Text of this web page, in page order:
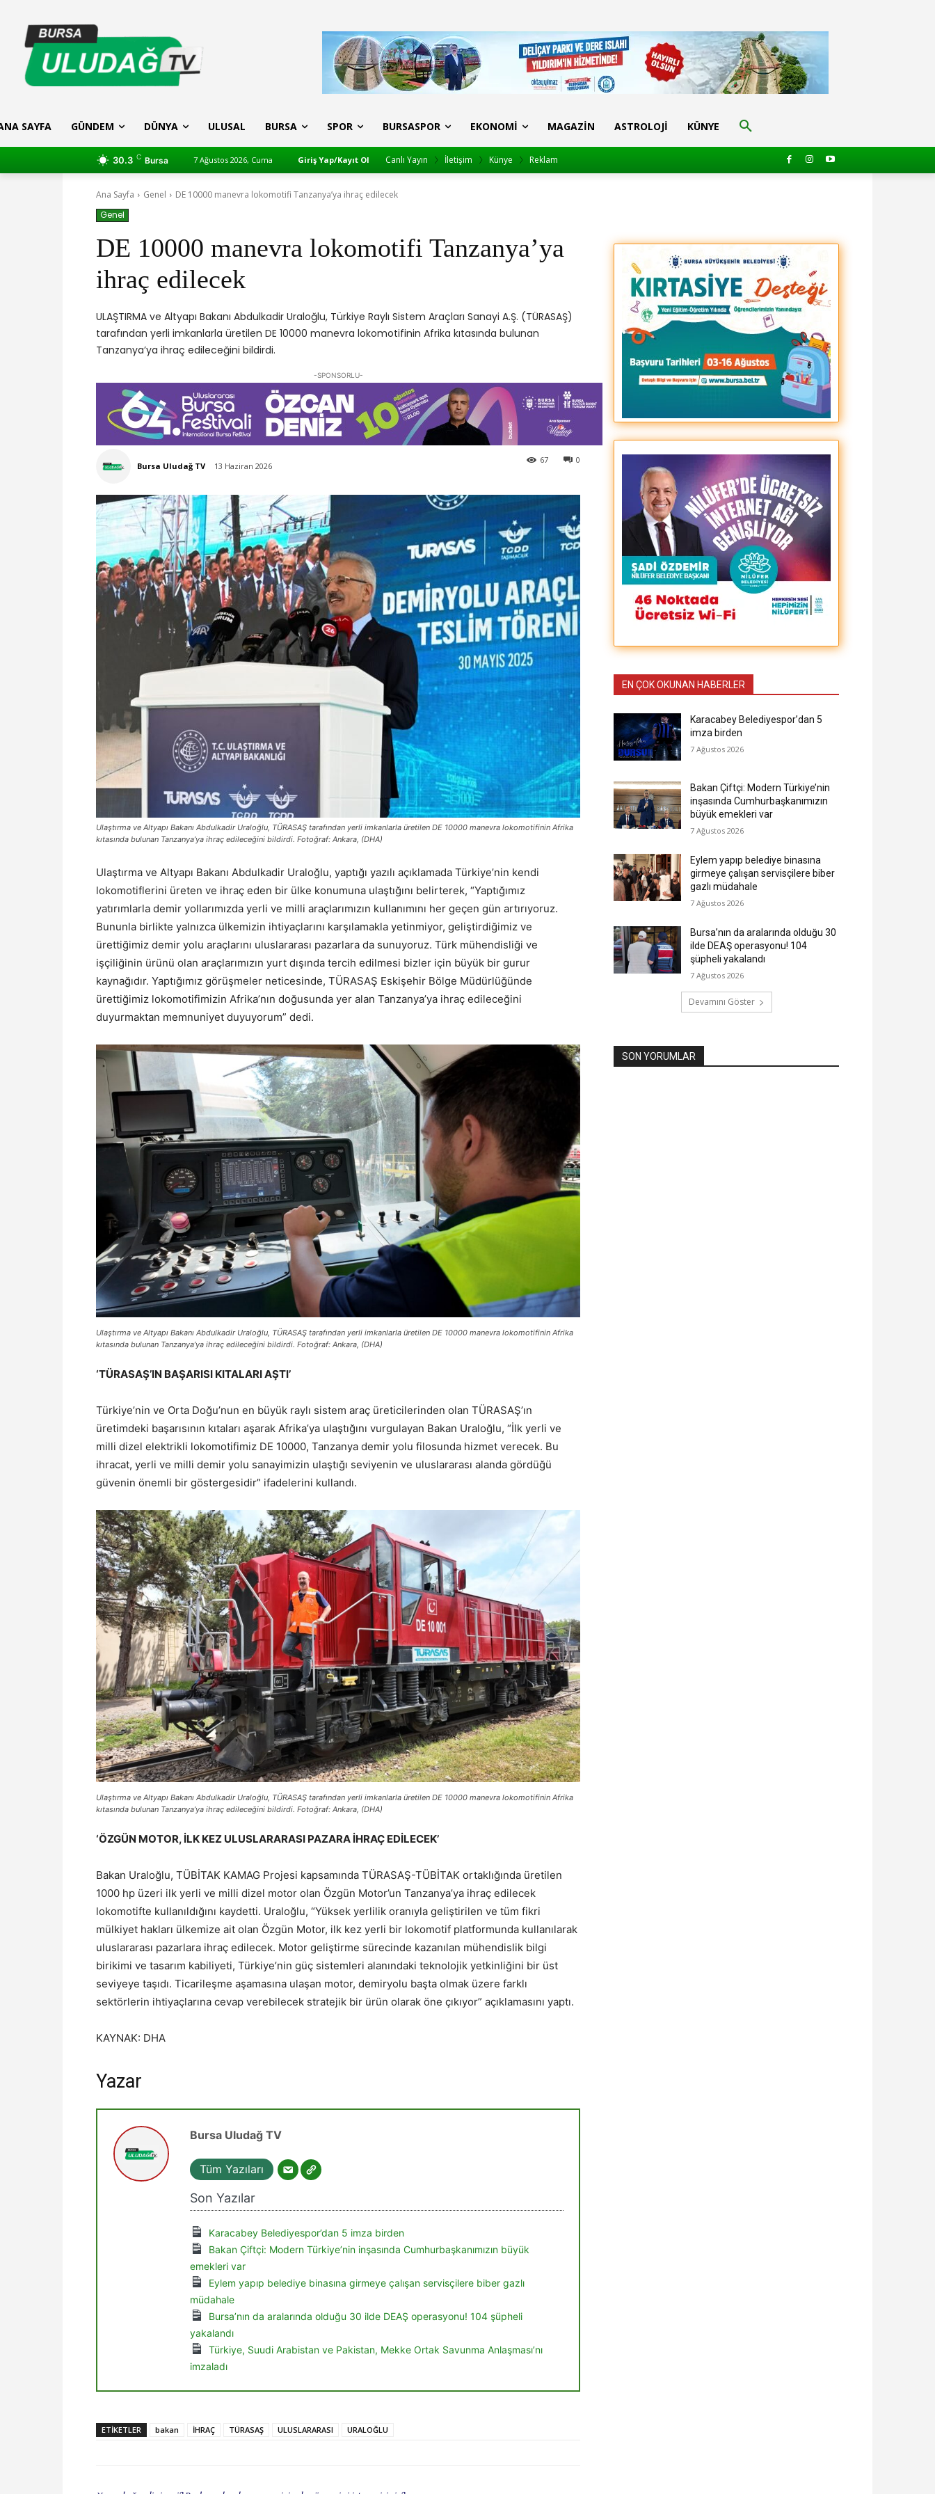
SAYFA GÜNDEM DÜNYA ULUSAL BURSA SPOR BURSASPOR EKONOMI MAGAZIN ASTROLOJI KÜNYE
30.3 C Bursa 7 Ağustos 2026, Cuma Giriş Yap/Kayıt Ol Canlı Yayın İletişim Künye Reklam
Ana Sayfa Genel
DE 10000 manevra lokomotifi Tanzanya’ya ihraç edilecek
Genel
DE 10000 manevra lokomotifi Tanzanya’ya
ihraç edilecek
ULAŞTIRMA ve Altyapı Bakanı Abdulkadir Uraloğlu, Türkiye Raylı Sistem Araçları Sanayi A.Ş. (TÜRASAŞ)
tarafından yerli imkanlarla üretilen DE 10000 manevra lokomotifinin Afrika kıtasında bulunan
Tanzanya’ya ihraç edileceğini bildirdi.
-SPONSORLU-
Bursa Uludağ TV 13 Haziran 2026
0
67
Ulaştırma ve Altyapı Bakanı Abdulkadir Uraloğlu, TÜRASAŞ tarafından yerli imkanlarla üretilen DE 10000 manevra lokomotifinin Afrika
kıtasında bulunan Tanzanya’ya ihraç edileceğini bildirdi. Fotoğraf: Ankara, (DHA)
Ulaştırma ve Altyapı Bakanı Abdulkadir Uraloğlu, yaptığı yazılı açıklamada Türkiye’nin kendi
lokomotiflerini üreten ve ihraç eden bir ülke konumuna ulaştığını belirterek, “Yaptığımız
yatırımlarla demir yollarımızda yerli ve milli araçlarımızın kullanımını her geçen gün artırıyoruz.
Bununla birlikte yalnızca ülkemizin ihtiyaçlarını karşılamakla yetinmiyor, geliştirdiğimiz ve
ürettiğimiz demir yolu araçlarını uluslararası pazarlara da sunuyoruz. Türk mühendisliği ve
işçiliğinin ürünü olan araçlarımızın yurt dışında tercih edilmesi bizler için büyük bir gurur
kaynağıdır. Yaptığımız görüşmeler neticesinde, TÜRASAŞ Eskişehir Bölge Müdürlüğünde
ürettiğimiz lokomotifimizin Afrika’nın doğusunda yer alan Tanzanya’ya ihraç edileceğini
duyurmaktan memnuniyet duyuyorum” dedi.
Ulaştırma ve Altyapı Bakanı Abdulkadir Uraloğlu, TÜRASAŞ tarafından yerli imkanlarla üretilen DE 10000 manevra lokomotifinin Afrika
kıtasında bulunan Tanzanya’ya ihraç edileceğini bildirdi. Fotoğraf: Ankara, (DHA)
‘TÜRASAŞ’IN BAŞARISI KITALARI AŞTI’
Türkiye’nin ve Orta Doğu’nun en büyük raylı sistem araç üreticilerinden olan TÜRASAŞ’ın
üretimdeki başarısının kıtaları aşarak Afrika’ya ulaştığını vurgulayan Bakan Uraloğlu, “İlk yerli ve
milli dizel elektrikli lokomotifimiz DE 10000, Tanzanya demir yolu filosunda hizmet verecek. Bu
ihracat, yerli ve milli demir yolu sanayimizin ulaştığı seviyenin ve uluslararası alanda gördüğü
güvenin önemli bir göstergesidir” ifadelerini kullandı.
Ulaştırma ve Altyapı Bakanı Abdulkadir Uraloğlu, TÜRASAŞ tarafından yerli imkanlarla üretilen DE 10000 manevra lokomotifinin Afrika
kıtasında bulunan Tanzanya’ya ihraç edileceğini bildirdi. Fotoğraf: Ankara, (DHA)
‘ÖZGÜN MOTOR, İLK KEZ ULUSLARARASI PAZARA İHRAÇ EDİLECEK’
Bakan Uraloğlu, TÜBİTAK KAMAG Projesi kapsamında TÜRASAŞ-TÜBİTAK ortaklığında üretilen
1000 hp üzeri ilk yerli ve milli dizel motor olan Özgün Motor’un Tanzanya’ya ihraç edilecek
lokomotifte kullanıldığını kaydetti. Uraloğlu, “Yüksek yerlilik oranıyla geliştirilen ve tüm fikri
mülkiyet hakları ülkemize ait olan Özgün Motor, ilk kez yerli bir lokomotif platformunda kullanılarak
uluslararası pazarlara ihraç edilecek. Motor geliştirme sürecinde kazanılan mühendislik bilgi
birikimi ve tasarım kabiliyeti, Türkiye’nin güç sistemleri alanındaki teknolojik yetkinliğini bir üst
seviyeye taşıdı. Ticarileşme aşamasına ulaşan motor, demiryolu başta olmak üzere farklı
sektörlerin ihtiyaçlarına cevap verebilecek stratejik bir ürün olarak öne çıkıyor” açıklamasını yaptı.
KAYNAK: DHA
Yazar
Bursa Uludağ TV
Tüm Yazıları
Son Yazılar
Karacabey Belediyespor’dan 5 imza birden
Bakan Çiftçi: Modern Türkiye’nin inşasında Cumhurbaşkanımızın büyük
emekleri var
Eylem yapıp belediye binasına girmeye çalışan servisçilere biber gazlı
müdahale
Bursa’nın da aralarında olduğu 30 ilde DEAŞ operasyonu! 104 şüpheli
yakalandı
Türkiye, Suudi Arabistan ve Pakistan, Mekke Ortak Savunma Anlaşması’nı
imzaladı
ETIKETLER bakan İHRAÇ TÜRASAŞ ULUSLARARASI URALOĞLU
EN ÇOK OKUNAN HABERLER
Karacabey Belediyespor’dan 5
imza birden
7 Ağustos 2026
Bakan Çiftçi: Modern Türkiye’nin
inşasında Cumhurbaşkanımızın
büyük emekleri var
7 Ağustos 2026
Eylem yapıp belediye binasına
girmeye çalışan servisçilere biber
gazlı müdahale
7 Ağustos 2026
Bursa’nın da aralarında olduğu 30
ilde DEAŞ operasyonu! 104
şüpheli yakalandı
7 Ağustos 2026
Devamını Göster
SON YORUMLAR